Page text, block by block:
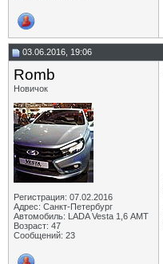
03.06.2016, 19:06
Romb
Новичок
Регистрация: 07.02.2016
Адрес: Санкт-Петербург
Автомобиль: LADA Vesta 1,6 АМТ
Возраст: 47
Сообщений: 23